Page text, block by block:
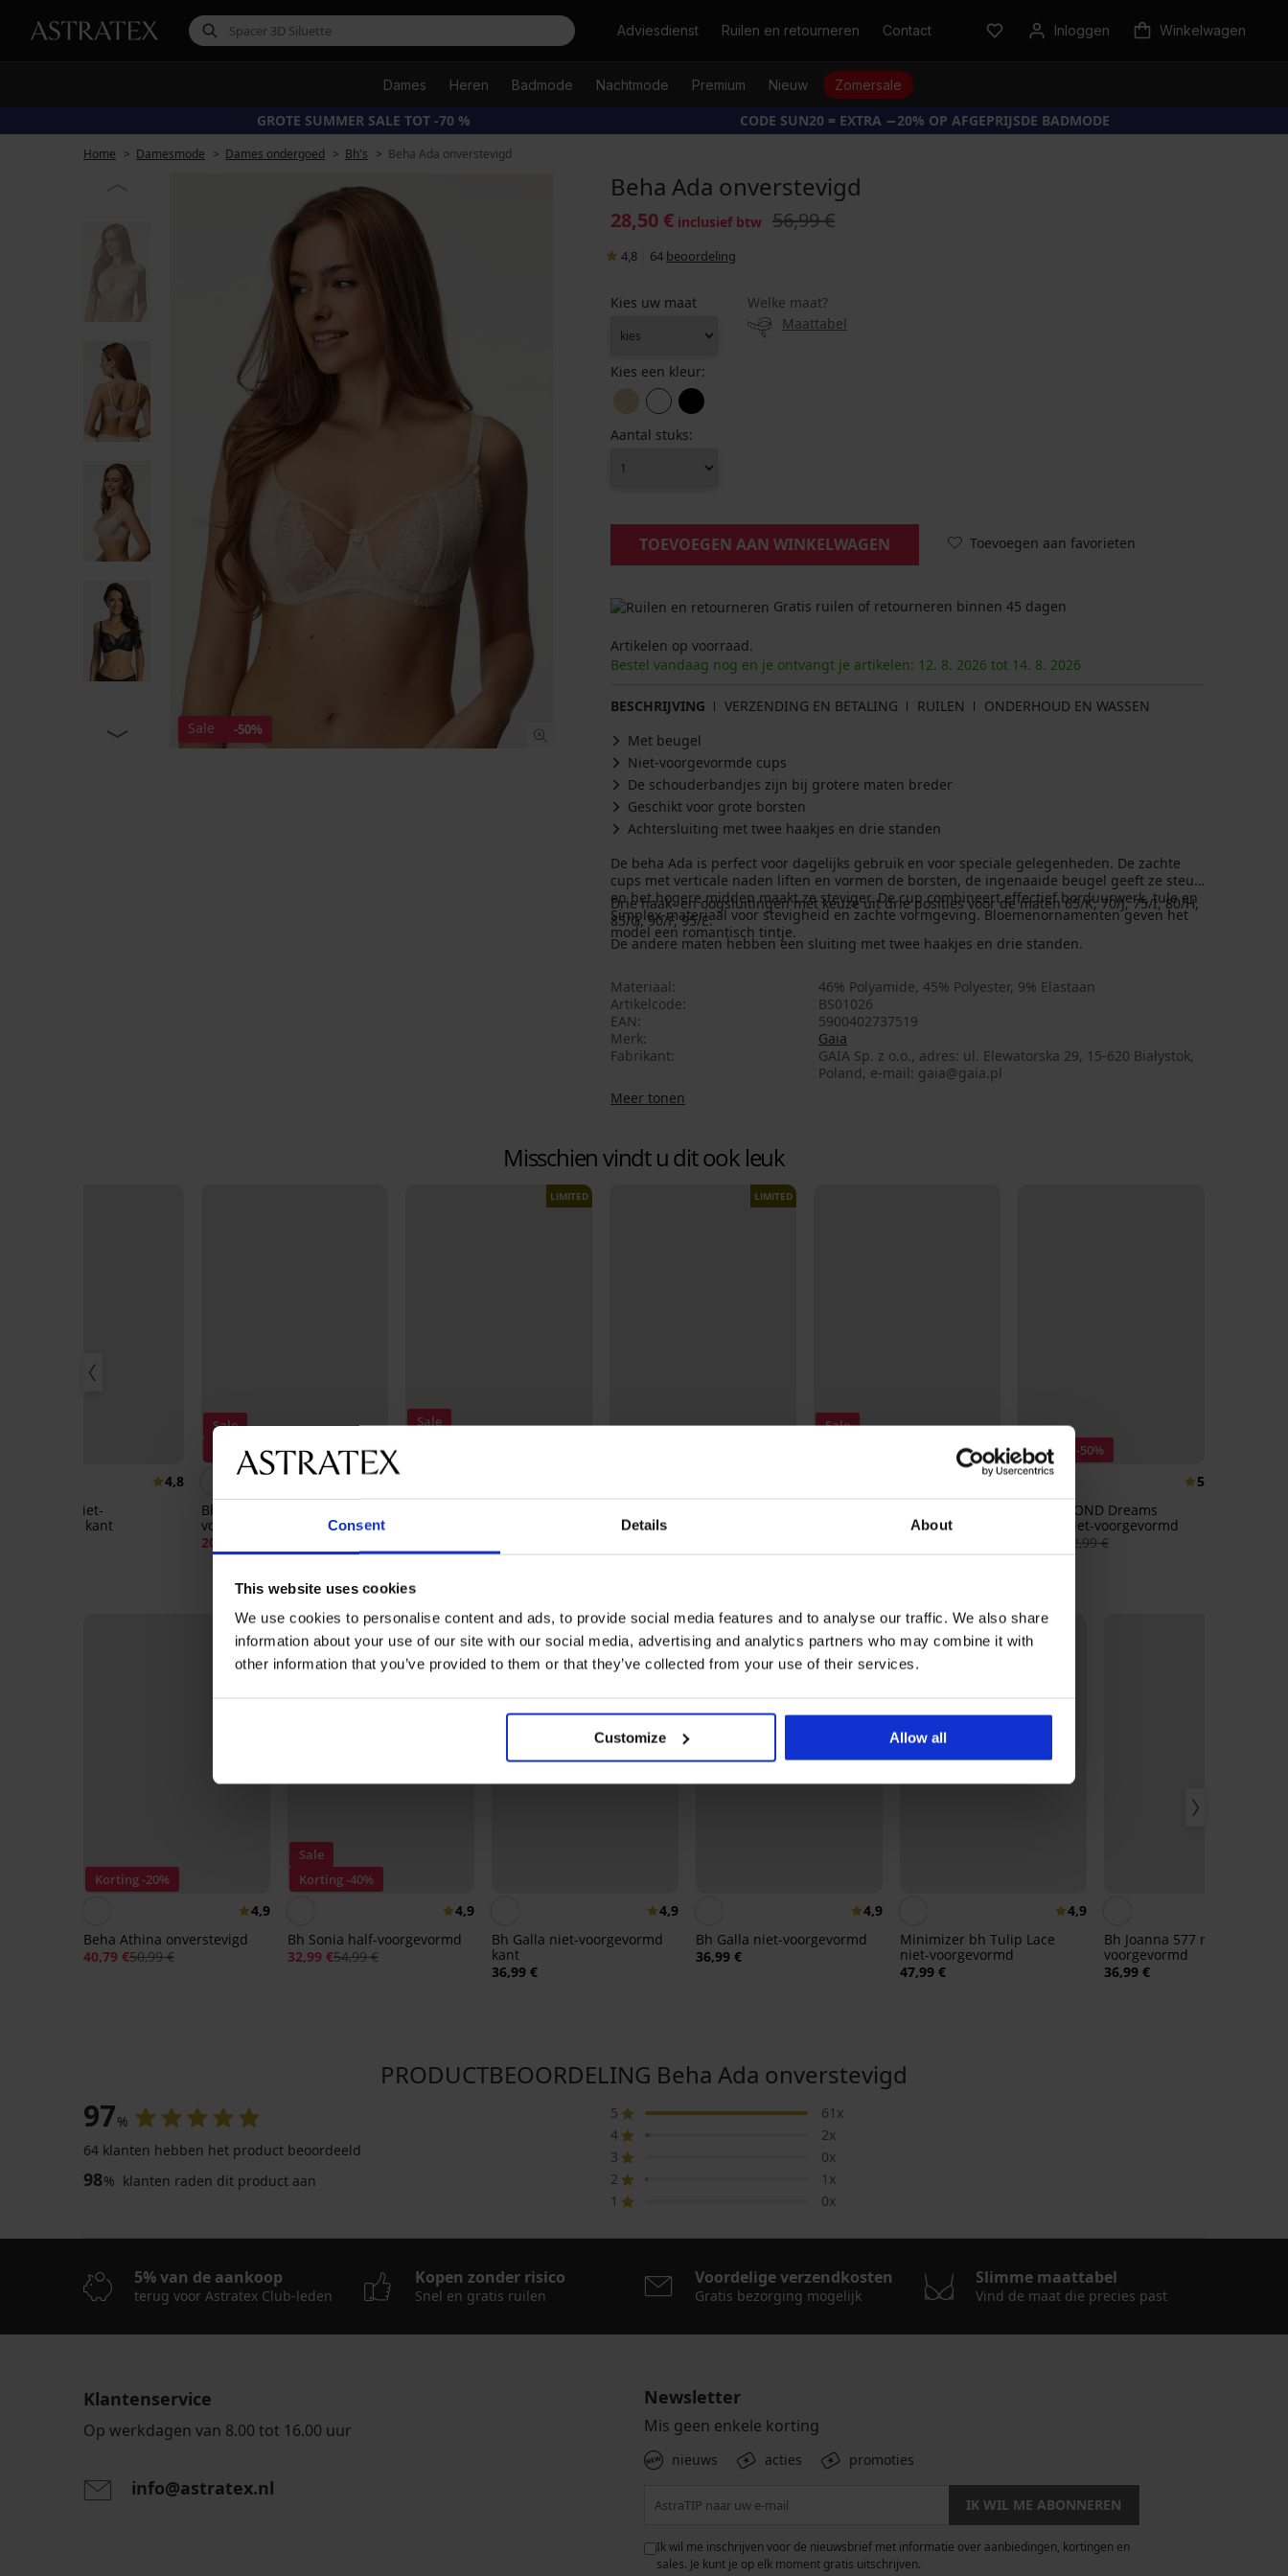
Consent Details About
This website uses cookies
We use cookies to personalise content and ads, to provide social media features and to analyse our traffic. We also share
information about your use of our site with our social media, advertising and analytics partners who may combine it with
other information that you’ve provided to them or that they’ve collected from your use of their services.
Customize Allow all
ZoekenAdviesdienst Ruilen en retourneren Contact Inloggen Winkelwagen
Dames Heren Badmode Nachtmode Premium Nieuw Zomersale
GROTE SUMMER SALE TOT -70 % CODE SUN20 = EXTRA −20% OP AFGEPRIJSDE BADMODE
Home Damesmode Dames ondergoed Bh's Beha Ada onverstevigd
Sale -50%
Beha Ada onverstevigd
28,50 € inclusief btw 56,99 €
4,8 64 beoordeling
Kies uw maat
Welke maat?
Maattabel
Kies een kleur:
Aantal stuks:
TOEVOEGEN AAN WINKELWAGEN Toevoegen aan favorieten
Gratis ruilen of retourneren binnen 45 dagen
Artikelen op voorraad.
Bestel vandaag nog en je ontvangt je artikelen: 12. 8. 2026 tot 14. 8. 2026
BESCHRIJVING VERZENDING EN BETALING RUILEN
ONDERHOUD EN WASSEN
Met beugel
Niet-voorgevormde cups
De schouderbandjes zijn bij grotere maten breder
Geschikt voor grote borsten
Achtersluiting met twee haakjes en drie standen
De beha Ada is perfect voor dagelijks gebruik en voor speciale gelegenheden. De zachte
cups met verticale naden liften en vormen de borsten, de ingenaaide beugel geeft ze steun
en het hogere midden maakt ze steviger. De cup combineert effectief borduurwerk, tule en
Simplex-materiaal voor stevigheid en zachte vormgeving. Bloemenornamenten geven het
model een romantisch tintje.
Drie haak- en oogsluitingen met keuze uit drie posities voor de maten 65/K, 70/J, 75/I, 80/H,
85/G, 90/F, 95/E.
De andere maten hebben een sluiting met twee haakjes en drie standen.
Materiaal
46% Polyamide, 45% Polyester, 9% Elastaan
Artikelcode
BS01026
EAN
5900402737519
Merk
Gaia
Fabrikant
GAIA Sp. z o.o., adres: ul. Elewatorska 29, 15-620 Białystok,
Poland, e-mail: gaia@gaia.pl
Meer tonen
Misschien vindt u dit ook leuk
4,8
Sherlley niet-
kant
Sale
Korting -70%
Bh Amanda II niet-
voorgevormd
20,70 €
Sale
LIMITED LIMITED
71,99 €
Sale
4,9
Korting -50%
5
Bh DIAMOND Dreams
Bardot niet-voorgevormd
62,99 €
Korting -20%
4,9
Beha Athina onverstevigd
40,79 €50,99 €
Sale
Korting -40%
4,9
Bh Sonia half-voorgevormd
32,99 €54,99 €
4,9
Bh Galla niet-voorgevormd
kant
36,99 €
4,9
Bh Galla niet-voorgevormd
36,99 €
4,9
Minimizer bh Tulip Lace
niet-voorgevormd
47,99 €
Bh Joanna 577 niet-
voorgevormd
36,99 €
Beha
Maja
582
zonder
€
Beha
onverstevigd
40,99
Bh
Michelle
voorgevormd
PRODUCTBEOORDELING Beha Ada onverstevigd
97%
64 klanten hebben het product beoordeeld
98% klanten raden dit product aan
5
61x
4
2x
3
0x
2
1x
1
0x
5% van de aankoop
terug voor Astratex Club-leden
Kopen zonder risico
Snel en gratis ruilen
Voordelige verzendkosten
Gratis bezorging mogelijk
Slimme maattabel
Vind de maat die precies past
Klantenservice
Op werkdagen van 8.00 tot 16.00 uur
info@astratex.nl
Newsletter
Mis geen enkele korting
nieuws acties promoties
IK WIL ME ABONNEREN
Ik wil me inschrijven voor de nieuwsbrief met informatie over aanbiedingen, kortingen en
sales. Je kunt je op elk moment gratis uitschrijven.